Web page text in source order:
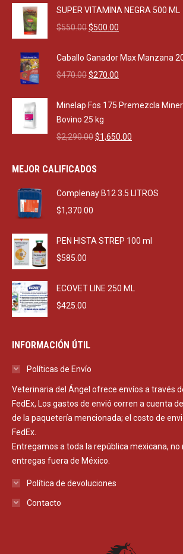
SUPER VITAMINA NEGRA 500 ML
$550.00Original
was:
$550.00.
$500.00
is:
Caballo Ganador Max Manzana
$470.00Original
was:
$470.00.
$270.00
is:
Minelap Fos 175 Premezcla
Bovino 25 kg
$2,290.00Original
was:
$1,650.00
MEJOR CALIFICADOS
Complenay B12 3.5 LITROS
$1,370.00
PEN HISTA STREP 100 ml
$585.00
ECOVET LINE 250 ML
$425.00
INFORMACIÓN ÚTIL
Políticas de Envío
Veterinaria del Ángel ofrece envíos a través
FedEx, Los gastos de envió corren a cuenta
de la paquetería mencionada; el costo de
FedEx.
Entregamos a toda la república mexicana,
entregas fuera de México.
Política de devoluciones
Contacto